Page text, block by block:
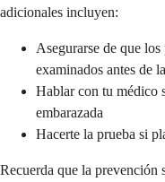
adicionales incluyen:
Asegurarse de que
examinados antes de
Hablar con tu médico
embarazada
Hacerte la prueba si
Recuerda que la prevención